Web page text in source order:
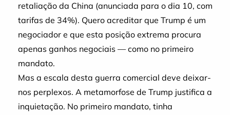
retaliação da China (anunciada para o dia 10, com
tarifas de 34%). Quero acreditar que Trump é um
negociador e que esta posição extrema procura
apenas ganhos negociais — como no primeiro
mandato.
Mas a escala desta guerra comercial deve deixar-
nos perplexos. A metamorfose de Trump justifica a
inquietação. No primeiro mandato, tinha